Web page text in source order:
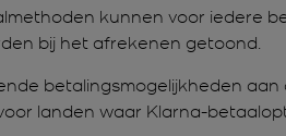
kunnen voor iedere
bij het afrekenen getoond.
betalingsmogelijkheden
landen waar Klarna-